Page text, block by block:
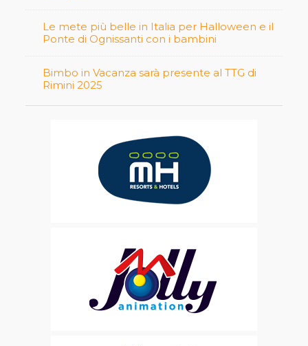
Le mete più belle in Italia per Halloween e il
Ponte di Ognissanti con i bambini
Bimbo in Vacanza sarà presente al TTG di
Rimini 2025